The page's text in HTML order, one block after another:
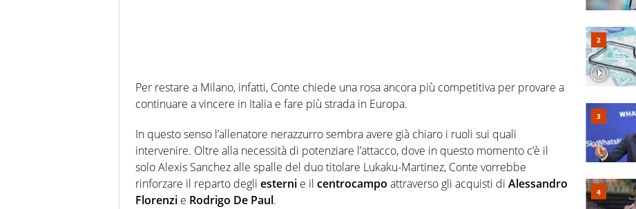
Per restare a Milano, infatti, Conte chiede una rosa ancora più competitiva per provare a
continuare a vincere in Italia e fare più strada in Europa.
In questo senso l’allenatore nerazzurro sembra avere già chiaro i ruoli sui quali
intervenire. Oltre alla necessità di potenziare l’attacco, dove in questo momento c’è il
solo Alexis Sanchez alle spalle del duo titolare Lukaku-Martinez, Conte vorrebbe
rinforzare il reparto degli esterni e il centrocampo attraverso gli acquisti di Alessandro
Florenzi e Rodrigo De Paul.